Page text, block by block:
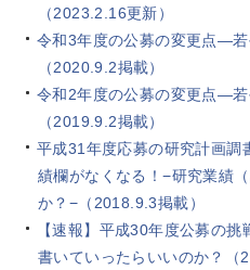
（2023.2.16更新）
令和3年度の公募の変更点―若
（2020.9.2掲載）
令和2年度の公募の変更点―若
（2019.9.2掲載）
平成31年度応募の研究計画調
績欄がなくなる！−研究業績
か？−（2018.9.3掲載）
【速報】平成30年度公募の
書いていったらいいのか？（